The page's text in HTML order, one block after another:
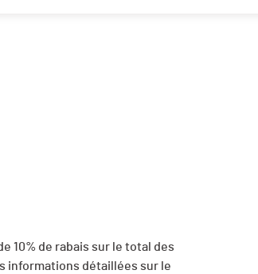
10% de rabais sur le total des
informations détaillées sur le